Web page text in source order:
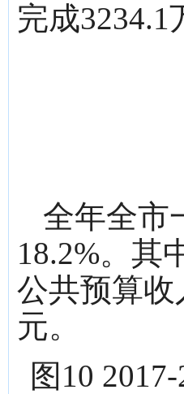
完成3234.1
全年全市
18.2%。其
公共预算收
元。
图10